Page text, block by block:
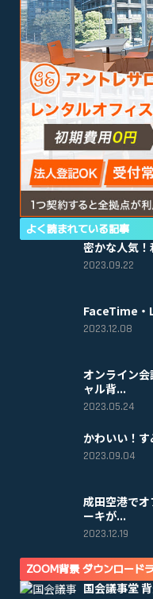
よく読まれている記事
密かな人気
2023.09.22
FaceTime・
2023.12.08
オンライン
ャル背...
2023.05.24
かわいい！
2023.09.04
成田空港で
ーキが...
2023.12.19
ZOOM背景 ダウンロード
国会議事堂